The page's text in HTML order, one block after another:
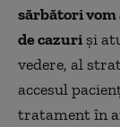
sărbători vom
de cazuri și
vedere, al
accesul
tratament în